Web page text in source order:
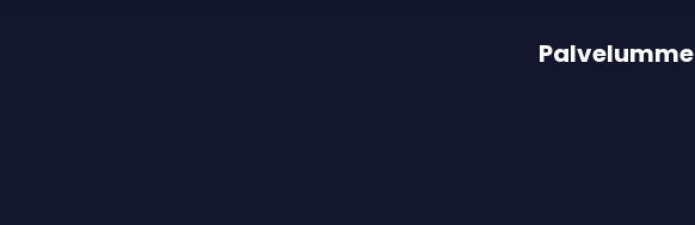
Palvelumme